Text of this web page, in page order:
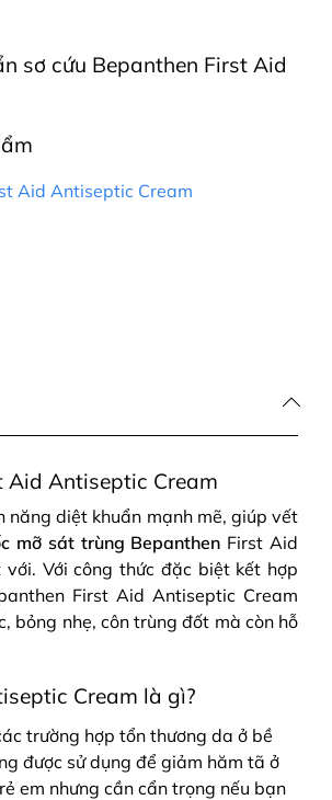
sơ cứu Bepanthen First Aid
Aid Antiseptic Cream
Aid Antiseptic Cream
diệt khuẩn mạnh mẽ, giúp vết
mỡ sát trùng Bepanthen First Aid
Với công thức đặc biệt kết hợp
First Aid Antiseptic Cream
bỏng nhẹ, côn trùng đốt mà còn hỗ
Cream là gì?
trường hợp tổn thương da ở bề
được sử dụng để giảm hăm tã ở
em nhưng cần cẩn trọng nếu bạn